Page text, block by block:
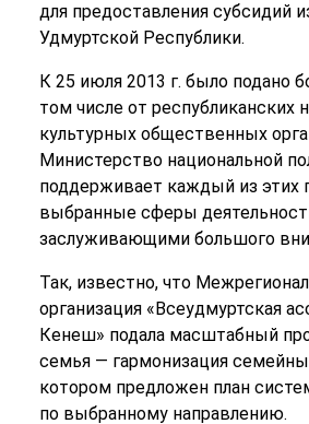
для предоставления субсидий
Удмуртской Республики.
К 25 июля 2013 г. было подано
том числе от республиканских
культурных общественных
Министерство национальной
поддерживает каждый из этих
выбранные сферы
заслуживающими большого
Так, известно, что
организация «Всеудмуртская
Кенеш» подала масштабный
семья — гармонизация
котором предложен план
по выбранному направлению.